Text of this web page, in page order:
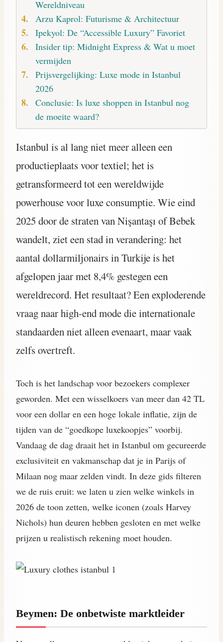
Wereldniveau
Arzu Kaprol: Futurisme & Architectuur
Ipekyol: De “Accessible Luxury” Favoriet
Insider tip: Midnight Express & Wat u moet
vermijden
Prijsvergelijking: Luxe mode in Istanbul
2026
Conclusie: Is luxe shoppen in Istanbul nog
de moeite waard?
Istanbul is al lang niet meer alleen een
productieplaats voor textiel; het is
getransformeerd tot een wereldwijde
powerhouse voor luxe consumptie. Wie eind
2025 door de straten van Nişantaşı of Bebek
wandelt, ziet een stad in verandering: het
aantal dollarmiljonairs in Turkije is het
afgelopen jaar met 8,4% gestegen een
wereldrecord. Het resultaat? Een exploderende
vraag naar high-end mode die internationale
standaarden niet alleen evenaart, maar vaak
zelfs overtreft.
Toch is het landschap voor bezoekers complexer
geworden. Met een wisselkoers van meer dan 42 TL
voor een dollar en een hoge lokale inflatie, zijn de
tijden van de “goedkope luxekoopjes” voorbij.
Vandaag de dag draait het in Istanbul om gecureerde
exclusiviteit en vakmanschap dat je in Parijs of
Milaan nog maar zelden vindt. In deze gids filteren
we de ruis eruit: we laten u zien welke winkels in
2026 de toon zetten, welke iconen (zoals Harvey
Nichols) hun deuren hebben gesloten en met welke
prijzen u realistisch rekening moet houden.
Beymen: De onbetwiste marktleider